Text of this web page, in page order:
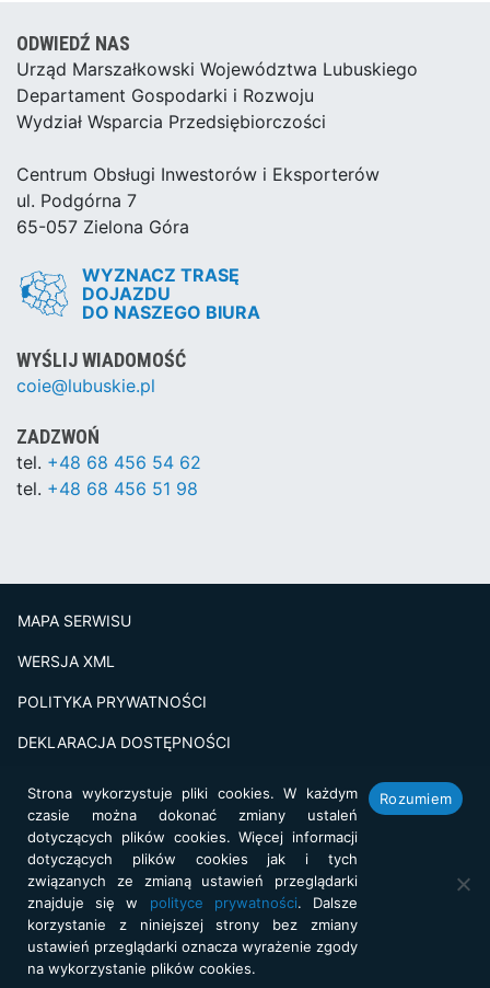
ODWIEDŹ NAS
Urząd Marszałkowski Województwa Lubuskiego
Departament Gospodarki i Rozwoju
Wydział Wsparcia Przedsiębiorczości
Centrum Obsługi Inwestorów i Eksporterów
ul. Podgórna 7
65-057 Zielona Góra
WYZNACZ TRASĘ
DOJAZDU
DO NASZEGO BIURA
WYŚLIJ WIADOMOŚĆ
coie@lubuskie.pl
ZADZWOŃ
tel. +48 68 456 54 62
tel. +48 68 456 51 98
MAPA SERWISU
WERSJA XML
POLITYKA PRYWATNOŚCI
DEKLARACJA DOSTĘPNOŚCI
Projekt i realizacja: netkoncept.com
Strona wykorzystuje pliki cookies. W każdym
czasie można dokonać zmiany ustaleń
dotyczących plików cookies. Więcej informacji
dotyczących plików cookies jak i tych
związanych ze zmianą ustawień przeglądarki
znajduje się w polityce prywatności. Dalsze
korzystanie z niniejszej strony bez zmiany
ustawień przeglądarki oznacza wyrażenie zgody
na wykorzystanie plików cookies.
Rozumiem